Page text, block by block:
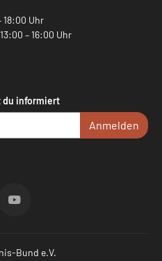
18:00 Uhr
– 16:00 Uhr
du informiert
Anmelden
YouTube
Bund e.V.